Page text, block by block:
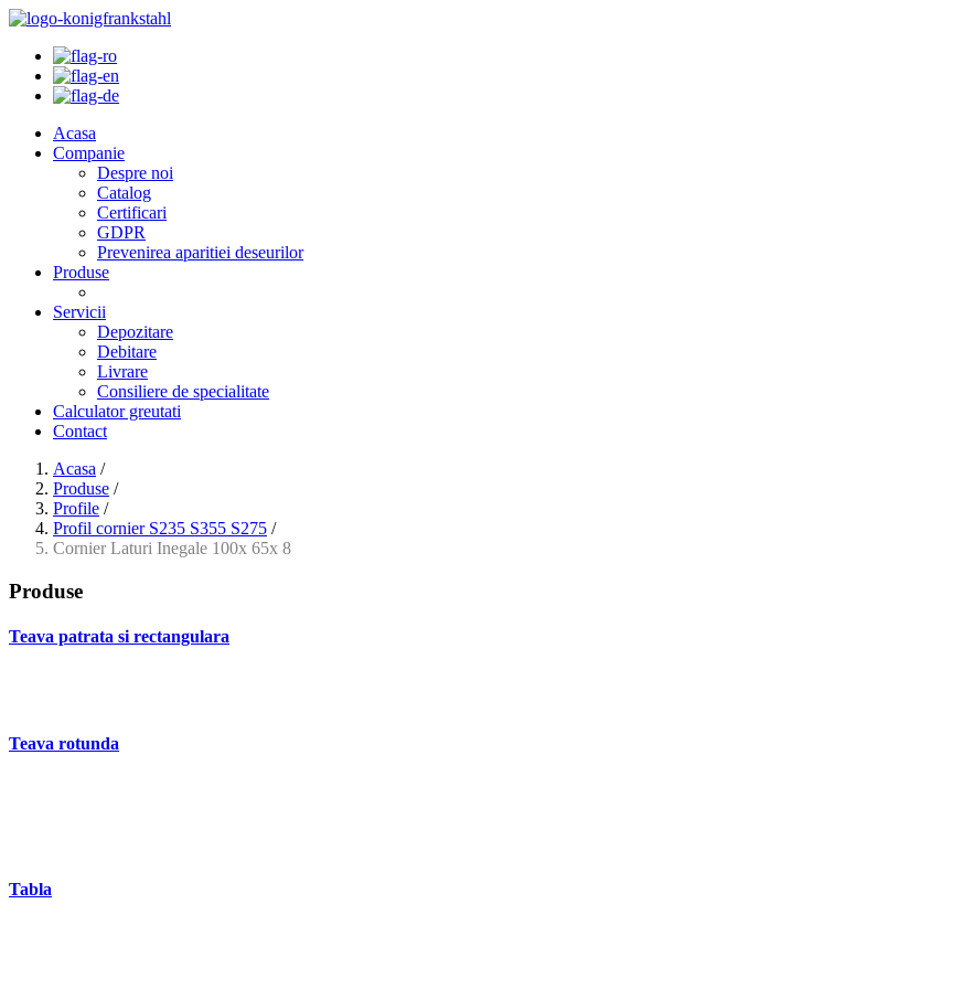
Acasa
Companie
Despre noi
Catalog
Certificari
GDPR
Prevenirea aparitiei deseurilor
Produse
Servicii
Depozitare
Debitare
Livrare
Consiliere de specialitate
Calculator greutati
Contact
Acasa /
Produse /
Profile /
Profil cornier S235 S355 S275 /
Cornier Laturi Inegale 100x 65x 8
Produse
Teava patrata si rectangulara
Teava rotunda
Tabla